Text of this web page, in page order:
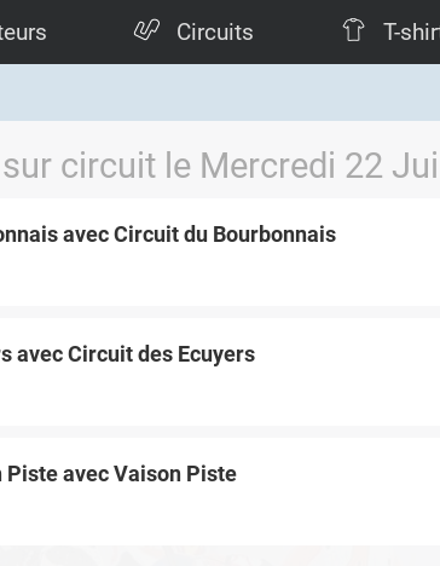
Circuits T-
circuit le Mercredi 22
avec Circuit du Bourbonnais
avec Circuit des Ecuyers
Piste avec Vaison Piste